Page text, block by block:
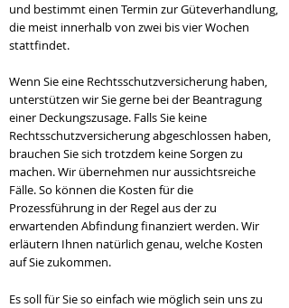
und bestimmt einen Termin zur Güteverhandlung,
die meist innerhalb von zwei bis vier Wochen
stattfindet.
Wenn Sie eine Rechtsschutzversicherung haben,
unterstützen wir Sie gerne bei der Beantragung
einer Deckungszusage. Falls Sie keine
Rechtsschutzversicherung abgeschlossen haben,
brauchen Sie sich trotzdem keine Sorgen zu
machen. Wir übernehmen nur aussichtsreiche
Fälle. So können die Kosten für die
Prozessführung in der Regel aus der zu
erwartenden Abfindung finanziert werden. Wir
erläutern Ihnen natürlich genau, welche Kosten
auf Sie zukommen.
Es soll für Sie so einfach wie möglich sein uns zu